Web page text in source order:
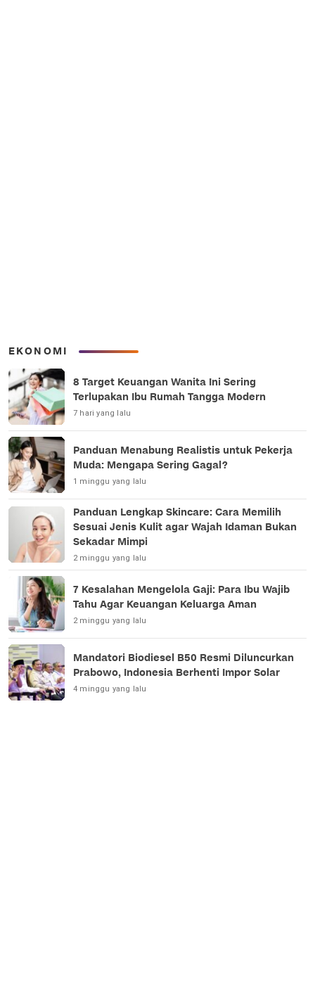
EKONOMI
8 Target Keuangan Wanita Ini Sering
Terlupakan Ibu Rumah Tangga Modern
7 hari yang lalu
Panduan Menabung Realistis untuk Pekerja
Muda: Mengapa Sering Gagal?
1 minggu yang lalu
Panduan Lengkap Skincare: Cara Memilih
Sesuai Jenis Kulit agar Wajah Idaman Bukan
Sekadar Mimpi
2 minggu yang lalu
7 Kesalahan Mengelola Gaji: Para Ibu Wajib
Tahu Agar Keuangan Keluarga Aman
2 minggu yang lalu
Mandatori Biodiesel B50 Resmi Diluncurkan
Prabowo, Indonesia Berhenti Impor Solar
4 minggu yang lalu